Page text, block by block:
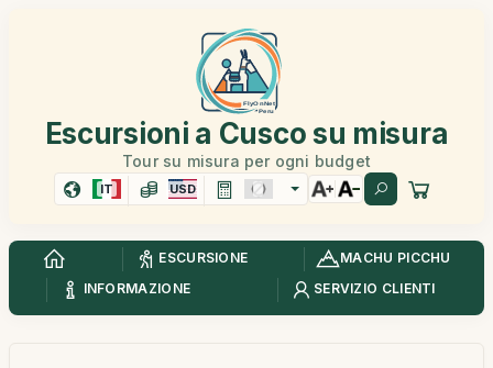
Escursioni a Cusco su misura
Tour su misura per ogni budget
IT USD
ESCURSIONE
MACHU PICCHU
INFORMAZIONE
SERVIZIO CLIENTI